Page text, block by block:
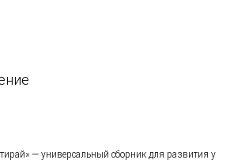
— универсальный сборник для развития у